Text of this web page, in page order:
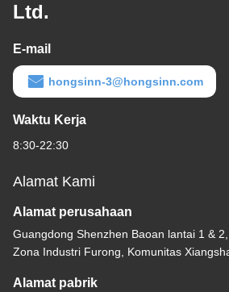
Ltd.
E-mail
hongsinn-3@hongsinn.com
Waktu Kerja
8:30-22:30
Alamat Kami
Alamat perusahaan
Guangdong Shenzhen Baoan lantai 1 &
Zona Industri Furong, Komunitas
Alamat pabrik